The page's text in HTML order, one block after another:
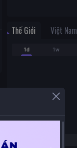
Thế Giới Việt Nam
1d 1w